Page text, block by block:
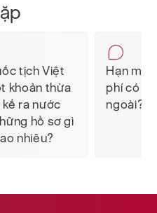
tịch Việt
khoản thừa
ra nước
hồ sơ gì
nhiêu?
Hạn
phí có
ngoài?